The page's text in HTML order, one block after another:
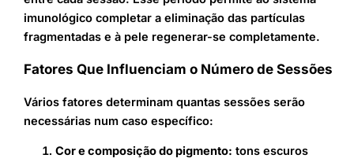
imunológico completar a eliminação das partículas
fragmentadas e à pele regenerar-se completamente.
Fatores Que Influenciam o Número de Sessões
Vários fatores determinam quantas sessões serão
necessárias num caso específico:
Cor e composição do pigmento: tons escuros